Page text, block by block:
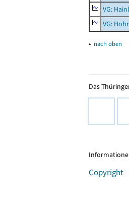
VG:
VG:
▴ nach oben
Das
Copyright